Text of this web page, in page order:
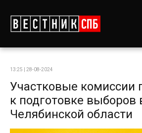
13:25 | 28-08-2024
Участковые комиссии
к подготовке выборов
Челябинской области